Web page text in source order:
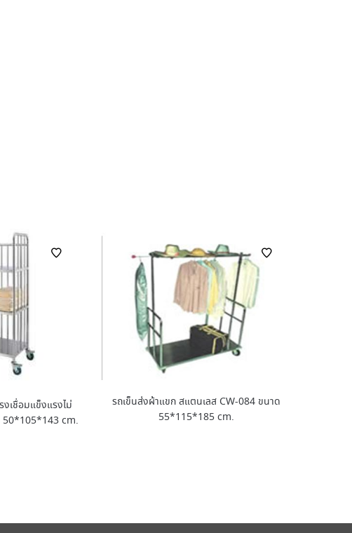
เชื่อมแข็งแรงไม่
50*105*143 cm.
รถเข็นส่งผ้าแขก สแตนเลส CW-084 ขนาด
55*115*185 cm.